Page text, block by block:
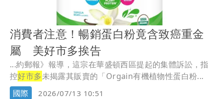
消費者注意！暢銷蛋白粉竟含致癌重金
屬 美好市多挨告
...約郵報》報導，這宗在華盛頓西區提起的集體訴訟，指
控好市多未揭露其販賣的「Orgain有機植物性蛋白粉...
國際
2026/07/13 10:51